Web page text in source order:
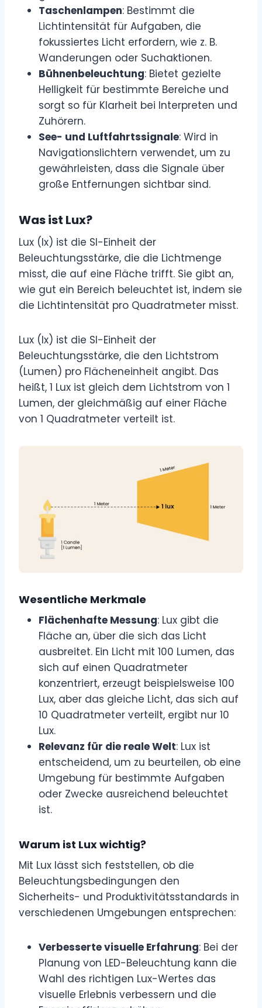
Taschenlampen: Bestimmt die
Lichtintensität für Aufgaben, die
fokussiertes Licht erfordern, wie z. B.
Wanderungen oder Suchaktionen.
Bühnenbeleuchtung: Bietet gezielte
Helligkeit für bestimmte Bereiche und
sorgt so für Klarheit bei Interpreten und
Zuhörern.
See- und Luftfahrtssignale: Wird in
Navigationslichtern verwendet, um zu
gewährleisten, dass die Signale über
große Entfernungen sichtbar sind.
Was ist Lux?
Lux (lx) ist die SI-Einheit der
Beleuchtungsstärke, die die Lichtmenge
misst, die auf eine Fläche trifft. Sie gibt an,
wie gut ein Bereich beleuchtet ist, indem sie
die Lichtintensität pro Quadratmeter misst.
Lux (lx) ist die SI-Einheit der
Beleuchtungsstärke, die den Lichtstrom
(Lumen) pro Flächeneinheit angibt. Das
heißt, 1 Lux ist gleich dem Lichtstrom von 1
Lumen, der gleichmäßig auf einer Fläche
von 1 Quadratmeter verteilt ist.
Wesentliche Merkmale
Flächenhafte Messung: Lux gibt die
Fläche an, über die sich das Licht
ausbreitet. Ein Licht mit 100 Lumen, das
sich auf einen Quadratmeter
konzentriert, erzeugt beispielsweise 100
Lux, aber das gleiche Licht, das sich auf
10 Quadratmeter verteilt, ergibt nur 10
Lux.
Relevanz für die reale Welt: Lux ist
entscheidend, um zu beurteilen, ob eine
Umgebung für bestimmte Aufgaben
oder Zwecke ausreichend beleuchtet
ist.
Warum ist Lux wichtig?
Mit Lux lässt sich feststellen, ob die
Beleuchtungsbedingungen den
Sicherheits- und Produktivitätsstandards in
verschiedenen Umgebungen entsprechen:
Verbesserte visuelle Erfahrung: Bei der
Planung von LED-Beleuchtung kann die
Wahl des richtigen Lux-Wertes das
visuelle Erlebnis verbessern und die